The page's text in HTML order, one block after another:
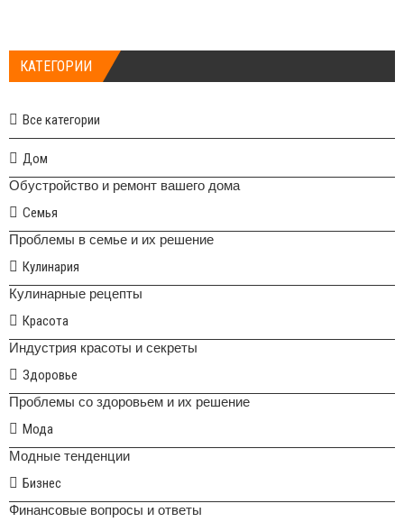
КАТЕГОРИИ
Все категории
Дом
Обустройство и ремонт вашего дома
Семья
Проблемы в семье и их решение
Кулинария
Кулинарные рецепты
Красота
Индустрия красоты и секреты
Здоровье
Проблемы со здоровьем и их решение
Мода
Модные тенденции
Бизнес
Финансовые вопросы и ответы